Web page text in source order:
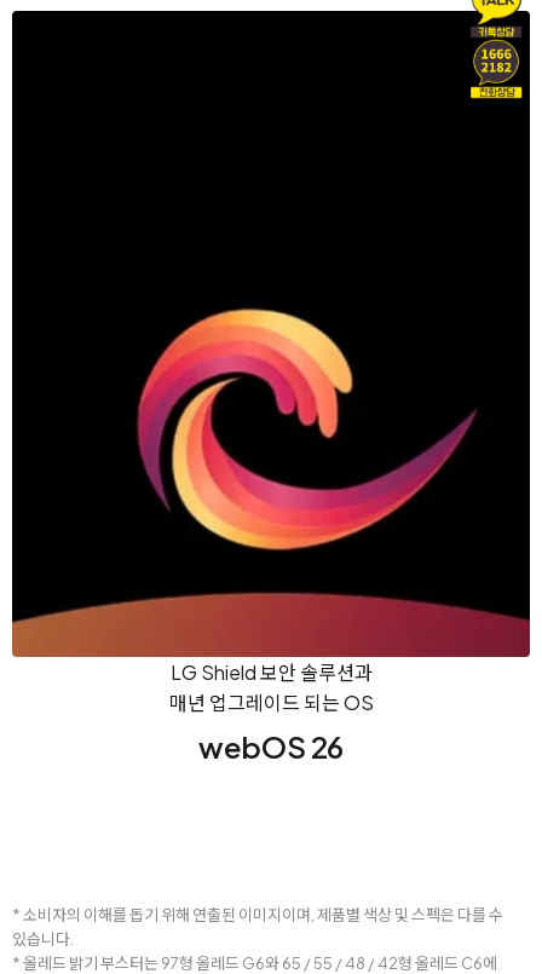
LG Shield 보안 솔루션과
매년 업그레이드 되는 OS
webOS 26
* 소비자의 이해를 돕기 위해 연출된 이미지이며, 제품별 색상 및 스펙은 다를 수
있습니다.
* 올레드 밝기 부스터는 97형 올레드 G6와 65 / 55 / 48 / 42형 올레드 C6에